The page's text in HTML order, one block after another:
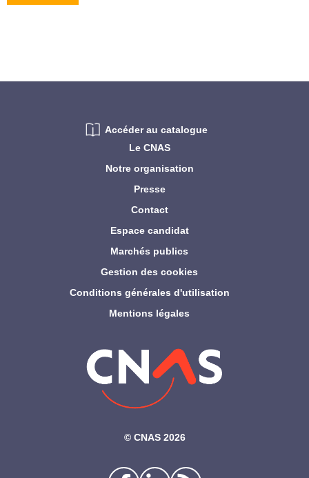
©‎ CNAS 2026
Le CNAS
Notre organisation
Presse
Contact
Espace candidat
Marchés publics
Gestion des cookies
Conditions générales d'utilisation
Mentions légales
Accéder au catalogue